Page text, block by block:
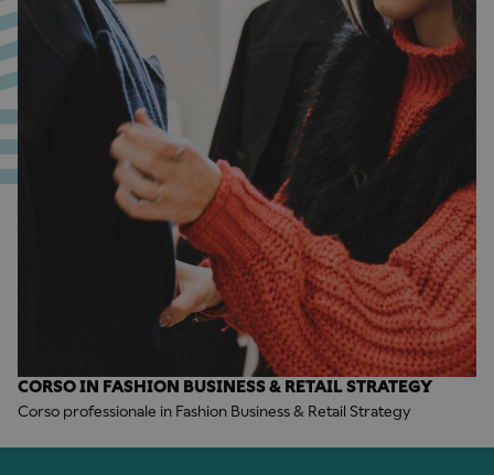
CORSO IN FASHION BUSINESS & RETAIL STRATEGY
Corso professionale in Fashion Business & Retail Strategy